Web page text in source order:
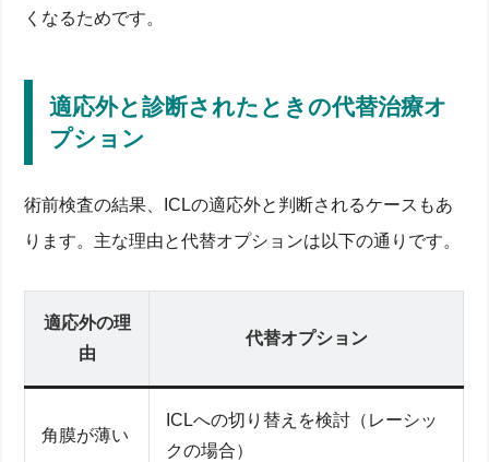
くなるためです。
適応外と診断されたときの代替治療オ
プション
術前検査の結果、ICLの適応外と判断されるケースもあ
ります。主な理由と代替オプションは以下の通りです。
適応外の理
由
代替オプション
角膜が薄い
ICLへの切り替えを検討（レーシッ
クの場合）